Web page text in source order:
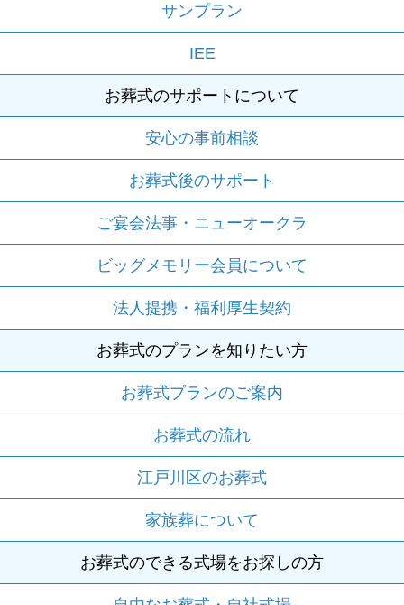
サンプラン
IEE
お葬式のサポートについて
安心の事前相談
お葬式後のサポート
ご宴会法事・ニューオークラ
ビッグメモリー会員について
法人提携・福利厚生契約
お葬式のプランを知りたい方
お葬式プランのご案内
お葬式の流れ
江戸川区のお葬式
家族葬について
お葬式のできる式場をお探しの方